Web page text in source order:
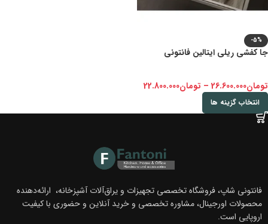
-5%
جا کفشی ریلی ایتالین فانتونی
تومان26.600.000
– تومان22.800.000
انتخاب گزینه ها
فانتونی شاپ، فروشگاه تخصصی تجهیزات و یراق‌آلات آشپزخانه، ارائه‌دهنده
محصولات اورجینال، مشاوره تخصصی و خرید آنلاین و حضوری با کیفیت
اروپایی است.